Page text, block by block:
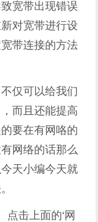
宽带出现错误
对宽带进行设
带连接的方法
仅可以给我们
而且还能提高
要在有网咯的
网络的话那么
天小编今天就
击上面的‘网